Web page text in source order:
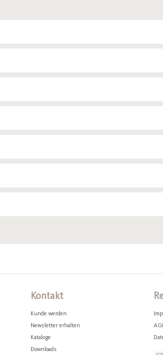
Kontakt
Kunde werden
Newsletter erhalten
Kataloge
Downloads